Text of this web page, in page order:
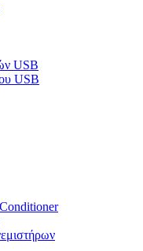
USB
USB